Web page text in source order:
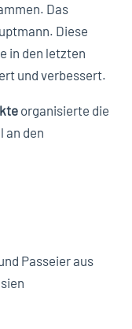
Das
Diese
in den letzten
und verbessert.
organisierte die
an den
Passeier aus